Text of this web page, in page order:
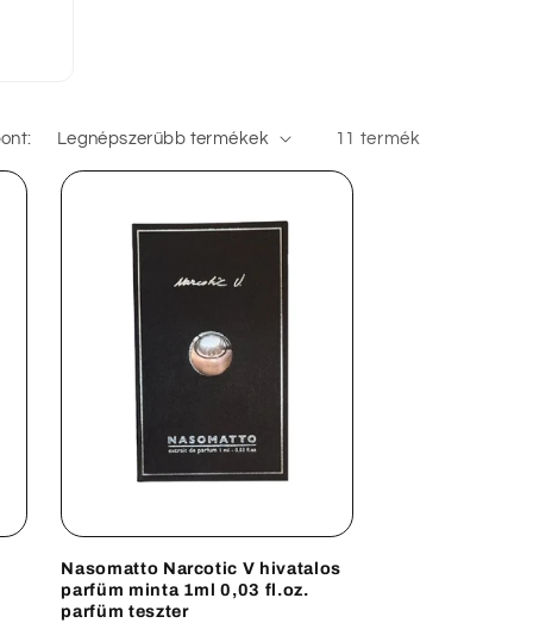
11 termék
Nasomatto Narcotic V hivatalos
parfüm minta 1ml 0,03 fl.oz.
parfüm teszter